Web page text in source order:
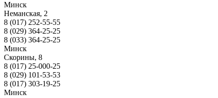
Минск
Неманская, 2
8 (017) 252-55-55
8 (029) 364-25-25
8 (033) 364-25-25
Минск
Скорины, 8
8 (017) 25-000-25
8 (029) 101-53-53
8 (017) 303-19-25
Минск